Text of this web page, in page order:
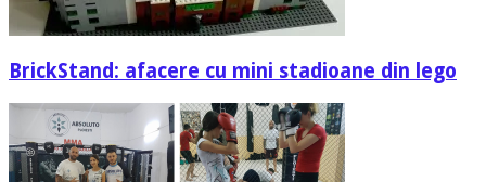
BrickStand: afacere cu mini stadioane din lego